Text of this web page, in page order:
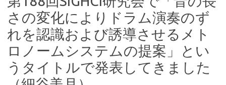
さの変化によりドラム演奏のず
れを認識および誘導させるメト
ロノームシステムの提案」とい
うタイトルで発表してきました